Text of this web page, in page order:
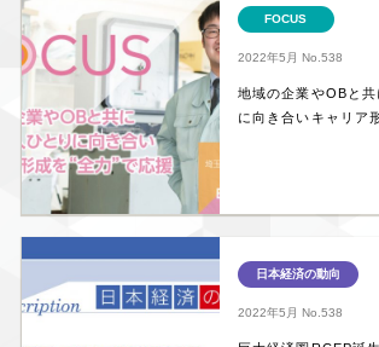
FOCUS
2022年5月 No.538
地域の企業やOBと共
に向き合いキャリア
日本経済の動向
2022年5月 No.538